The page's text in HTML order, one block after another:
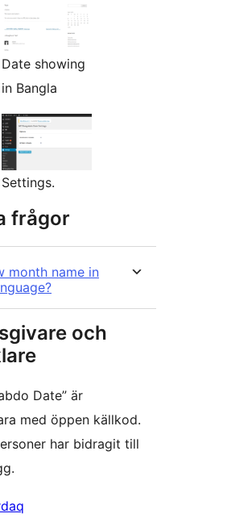
Date showing
in Bangla
Settings.
frågor
month name in
och
Date” är
med öppen källkod.
har bidragit till